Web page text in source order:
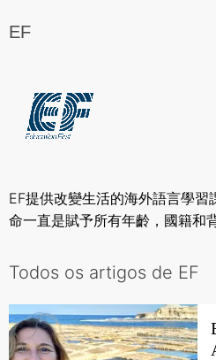
Sobre nós
Junte-se a nós
EF
EF提供改變生活的海外語言學
命一直是賦予所有年齡，國籍和
Todos os artigos de EF